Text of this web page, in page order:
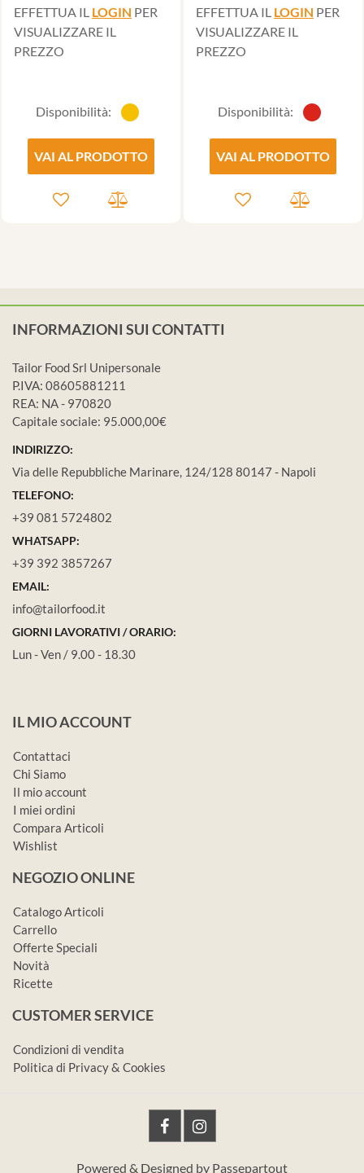
EFFETTUA IL LOGIN PER
VISUALIZZARE IL
PREZZO
Disponibilità:
VAI AL PRODOTTO
EFFETTUA IL LOGIN PER
VISUALIZZARE IL
PREZZO
Disponibilità:
VAI AL PRODOTTO
INFORMAZIONI SUI CONTATTI
Tailor Food Srl Unipersonale
P.IVA: 08605881211
REA: NA - 970820
Capitale sociale: 95.000,00€
INDIRIZZO:
Via delle Repubbliche Marinare, 124/128 80147 - Napoli
TELEFONO:
+39 081 5724802
WHATSAPP:
+39 392 3857267
EMAIL:
info@tailorfood.it
GIORNI LAVORATIVI / ORARIO:
Lun - Ven / 9.00 - 18.30
IL MIO ACCOUNT
Contattaci
Chi Siamo
Il mio account
I miei ordini
Compara Articoli
Wishlist
NEGOZIO ONLINE
Catalogo Articoli
Carrello
Offerte Speciali
Novità
Ricette
CUSTOMER SERVICE
Condizioni di vendita
Politica di Privacy & Cookies
Powered & Designed by Passepartout